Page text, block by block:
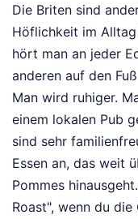
Die Briten sind
Höflichkeit im
hört man an jeder
anderen auf den
Man wird ruhiger.
einem lokalen Pub
sind sehr
Essen an, das weit
Pommes
Roast", wenn du